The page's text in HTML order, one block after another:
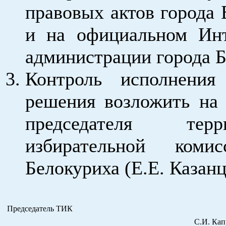
правовых актов города
и на официальном
администрации города
Контроль исполнения
решения возложить на
председателя
избирательной
Белокуриха (Е.Е.
Председатель ТИК
С.И.